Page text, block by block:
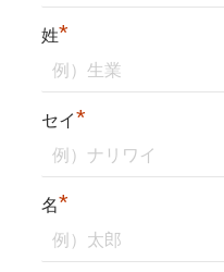
姓*
セイ*
名*